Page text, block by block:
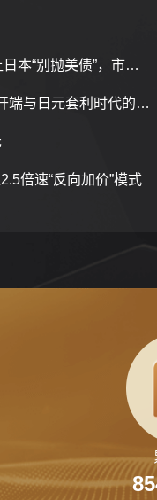
罕见干预操作！贝森特抛欧元、指示美联储“借钱”，让日本“别抛美债”，市场担心“套利交易逆转”
美日联合干预：新“广场协议”，布雷顿森林体系2.0的开端与日元套利时代的终结
倍速“反向加价”模式
定期举办在线讲座，